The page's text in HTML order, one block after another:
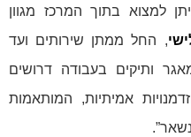
למצוא בתוך המרכז מגוון
, החל ממתן שירותים ועד
ותיקים בעבודה דרושים
אמיתיות, המותאמות